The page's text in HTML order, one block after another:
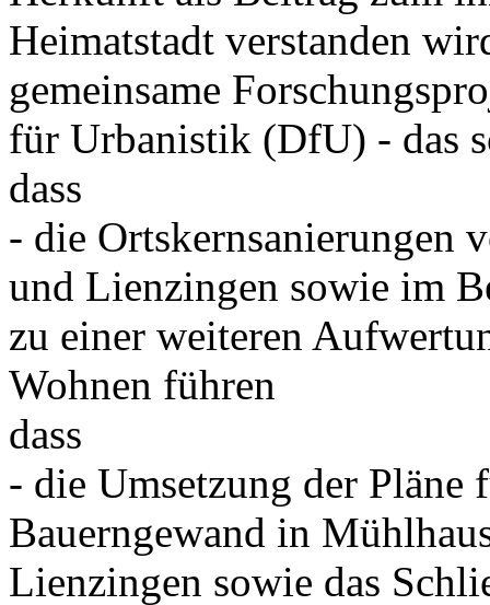
Heimatstadt verstanden
gemeinsame
für Urbanistik (DfU) - das
dass
- die Ortskernsanierungen
und Lienzingen sowie im
zu einer weiteren
Wohnen führen
dass
- die Umsetzung der Pläne
Bauerngewand in
Lienzingen sowie das